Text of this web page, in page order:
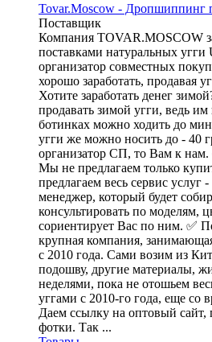
Tovar.Moscow - Дропшиппинг
Поставщик
Компания TOVAR.MOSCOW
поставками натуральных
организатор совместных
хорошо заработать, продавая
Хотите заработать денег
продавать зимой угги, ведь им
ботинках можно ходить до
угги же можно носить до - 40
организатор СП, то Вам к
Мы не предлагаем только
предлагаем весь сервис услуг
менеджер, который будет
консультировать по моделям,
сориентирует Вас по ним. ✅
крупная компания,
с 2010 года. Сами возим из
подошву, другие материалы,
неделями, пока не отошьем
уггами с 2010-го года, еще
Даем ссылку на оптовый сайт,
фотки. Так ...